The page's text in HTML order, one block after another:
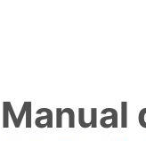
Manual